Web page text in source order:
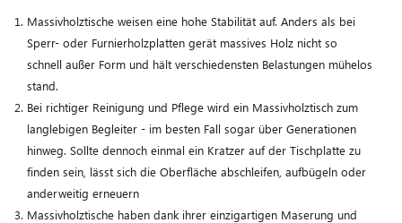
Massivholztische weisen eine hohe Stabilität auf. Anders als bei
Sperr- oder Furnierholzplatten gerät massives Holz nicht so
schnell außer Form und hält verschiedensten Belastungen mühelos
stand.
Bei richtiger Reinigung und Pflege wird ein Massivholztisch zum
langlebigen Begleiter - im besten Fall sogar über Generationen
hinweg. Sollte dennoch einmal ein Kratzer auf der Tischplatte zu
finden sein, lässt sich die Oberfläche abschleifen, aufbügeln oder
anderweitig erneuern
Massivholztische haben dank ihrer einzigartigen Maserung und